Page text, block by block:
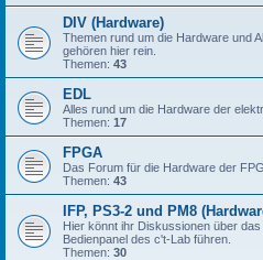
DIV (Hardware)
Themen rund um die Hardware und
gehören hier rein.
Themen: 43
EDL
Alles rund um die Hardware der
Themen: 17
FPGA
Das Forum für die Hardware der
Themen: 43
IFP, PS3-2 und PM8
Hier könnt ihr Diskussionen über
Bedienpanel des c't-Lab führen.
Themen: 30